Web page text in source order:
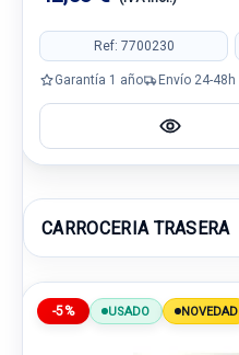
Ref: 7700230
Garantía 1 año Envío 24-48h
CARROCERIA TRASERA
-5% USADO NOVEDAD